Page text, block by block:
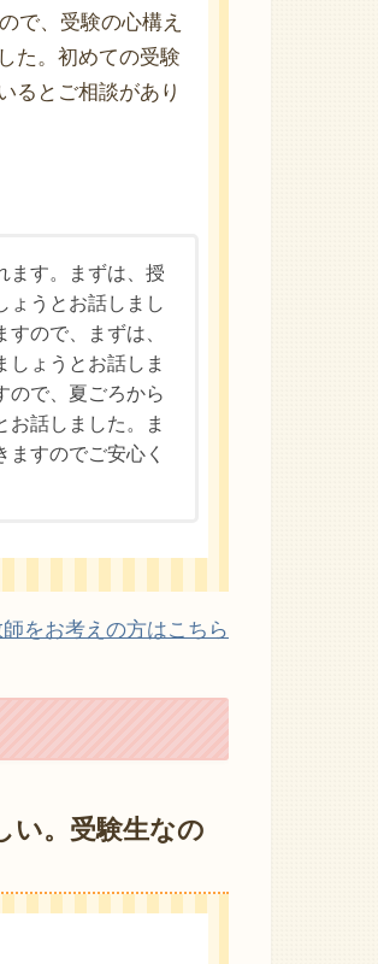
で、受験の心構え
た。初めての受験
るとご相談があり
ます。まずは、授
ょうとお話しまし
ので、まずは、
しょうとお話しま
ので、夏ごろから
お話しました。ま
すのでご安心く
をお考えの方はこちら
い。受験生なの